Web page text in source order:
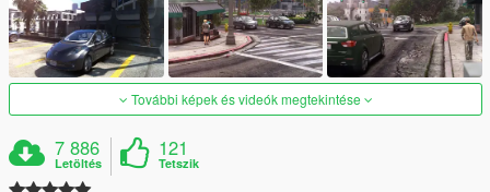
További képek és videók megtekintése
7 886
Letöltés
121
Tetszik